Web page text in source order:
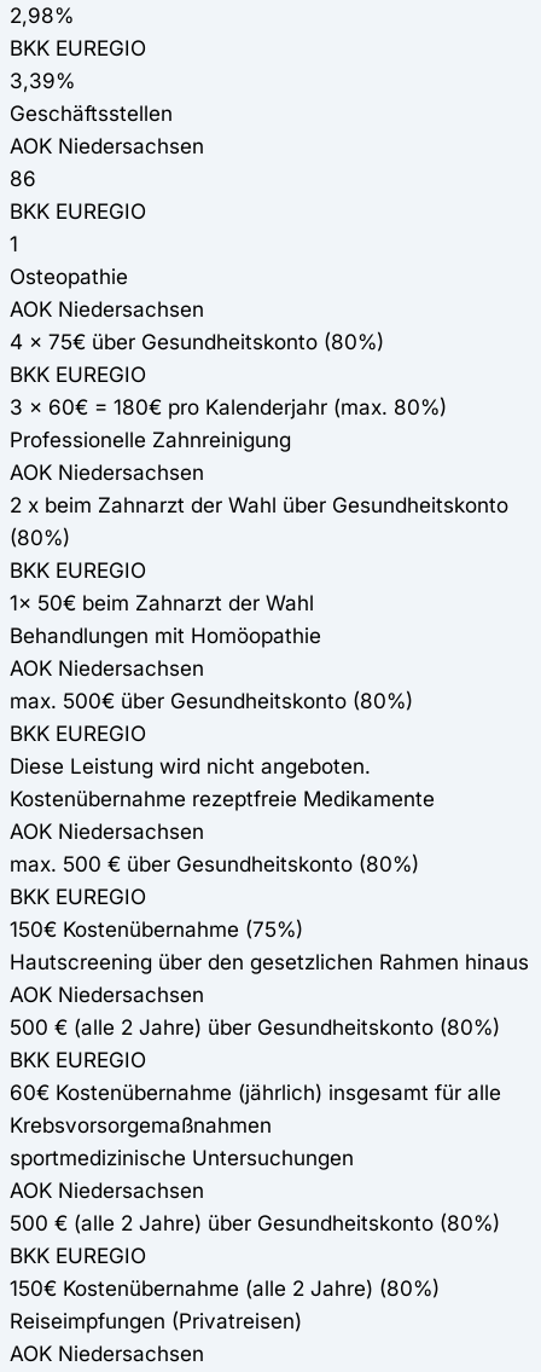
2,98%
BKK EUREGIO
3,39%
Geschäftsstellen
AOK Niedersachsen
86
BKK EUREGIO
1
Osteopathie
AOK Niedersachsen
4 x 75€ über Gesundheitskonto (80%)
BKK EUREGIO
3 x 60€ = 180€ pro Kalenderjahr (max. 80%)
Professionelle Zahnreinigung
AOK Niedersachsen
2 x beim Zahnarzt der Wahl über Gesundheitskonto
(80%)
BKK EUREGIO
1x 50€ beim Zahnarzt der Wahl
Behandlungen mit Homöopathie
AOK Niedersachsen
max. 500€ über Gesundheitskonto (80%)
BKK EUREGIO
Diese Leistung wird nicht angeboten.
Kostenübernahme rezeptfreie Medikamente
AOK Niedersachsen
max. 500 € über Gesundheitskonto (80%)
BKK EUREGIO
150€ Kostenübernahme (75%)
Hautscreening über den gesetzlichen Rahmen hinaus
AOK Niedersachsen
500 € (alle 2 Jahre) über Gesundheitskonto (80%)
BKK EUREGIO
60€ Kostenübernahme (jährlich) insgesamt für alle
Krebsvorsorgemaßnahmen
sportmedizinische Untersuchungen
AOK Niedersachsen
500 € (alle 2 Jahre) über Gesundheitskonto (80%)
BKK EUREGIO
150€ Kostenübernahme (alle 2 Jahre) (80%)
Reiseimpfungen (Privatreisen)
AOK Niedersachsen